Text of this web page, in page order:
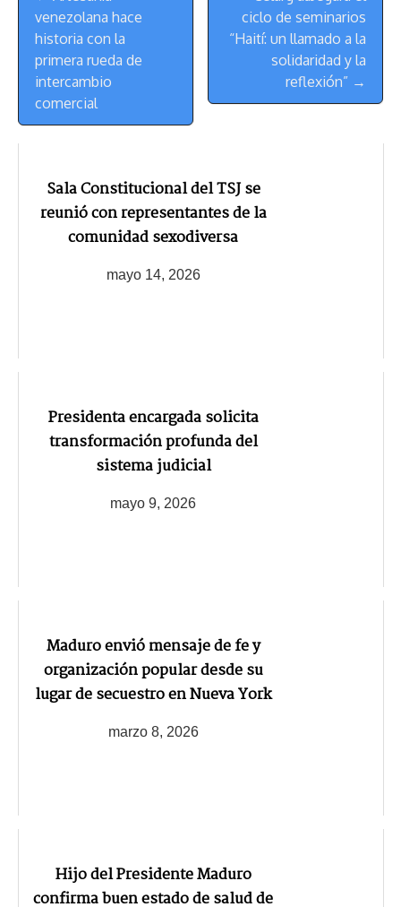
t
de
Navegación
venezolana hace
historia con la
primera rueda de
intercambio
comercial
ciclo de seminarios
“Haití: un llamado a la
solidaridad y la
reflexión” →
Sala Constitucional del TSJ se
reunió con representantes de la
comunidad sexodiversa
mayo 14, 2026
Presidenta encargada solicita
transformación profunda del
sistema judicial
mayo 9, 2026
Maduro envió mensaje de fe y
organización popular desde su
lugar de secuestro en Nueva York
marzo 8, 2026
Hijo del Presidente Maduro
confirma buen estado de salud de